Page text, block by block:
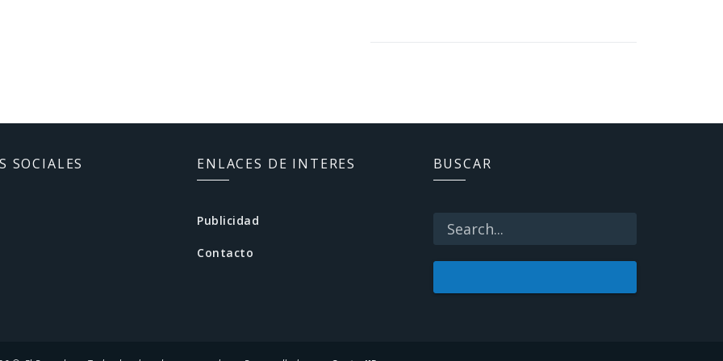
SOCIALES ENLACES DE INTERES
Publicidad
Contacto
BUSCAR